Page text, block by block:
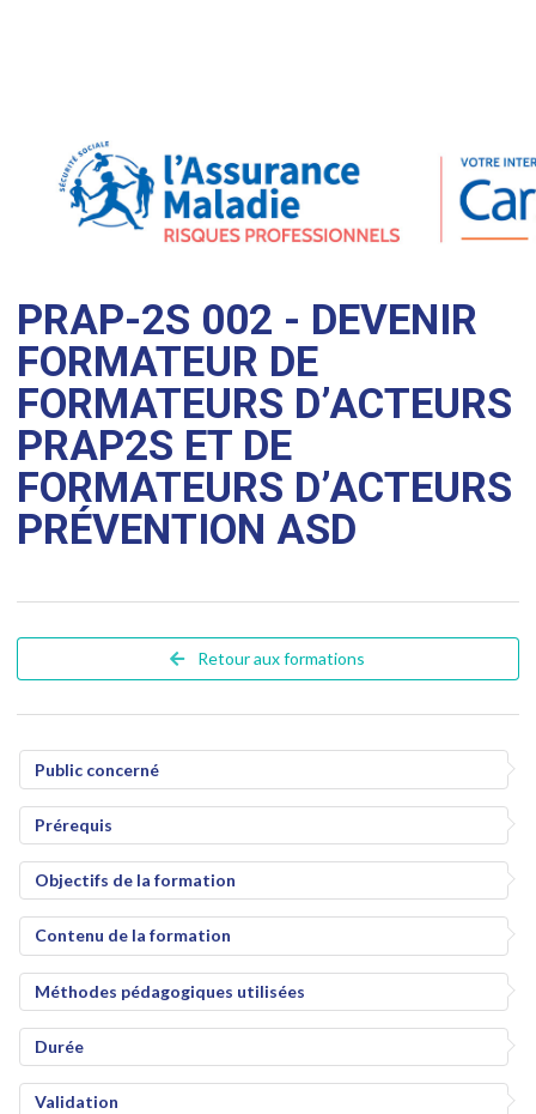
PRAP-2S 002 - DEVENIR
FORMATEUR DE
FORMATEURS D’ACTEURS
PRAP2S ET DE
FORMATEURS D’ACTEURS
PRÉVENTION ASD
Retour aux formations
Public concerné
Prérequis
Objectifs de la formation
Contenu de la formation
Méthodes pédagogiques utilisées
Durée
Validation